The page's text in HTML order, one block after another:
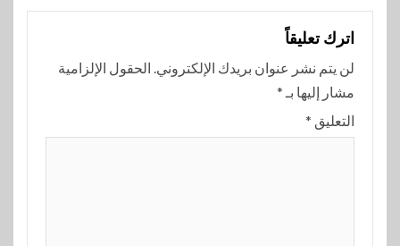
اترك تعليقاً
لن يتم نشر عنوان بريدك الإلكتروني. الحقول الإلزامية
مشار إليها بـ *
التعليق *